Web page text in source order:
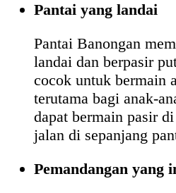
Pantai yang landai
Pantai Banongan
landai dan berpasir
cocok untuk bermain
terutama bagi anak-
dapat bermain pasir
jalan di sepanjang
Pemandangan yang